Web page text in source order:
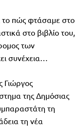
το πώς φτάσαμε στο
στο βιβλίο του,
των
συνέχεια…
Γιώργος
της Δημόσιας
τη
τη νέα